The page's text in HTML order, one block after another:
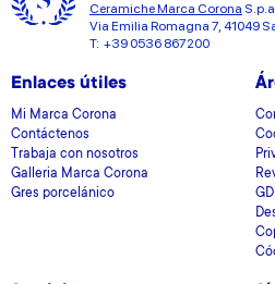
Ceramiche Marca Corona
Via Emilia Romagna 7, 41049
T: +39 0536 867200
Enlaces útiles
Mi Marca Corona
Contáctenos
Trabaja con nosotros
Galleria Marca Corona
Gres porcelánico